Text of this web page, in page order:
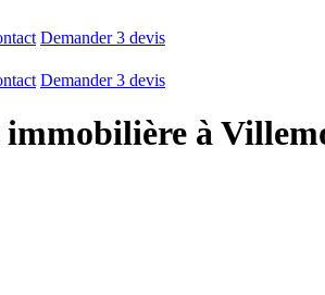
Demander 3 devis
Demander 3 devis
immobilière à